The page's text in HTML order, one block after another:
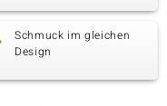
Schmuck im gleichen
Design